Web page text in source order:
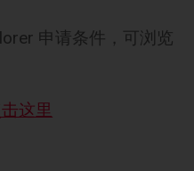
申请条件，可浏览
这里